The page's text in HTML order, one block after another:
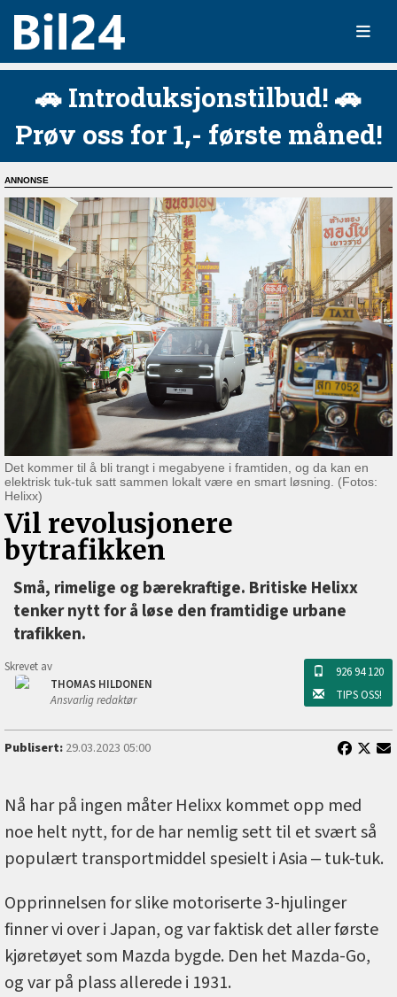
🚗 Introduksjonstilbud! 🚗
Prøv oss for 1,- første måned!
Det kommer til å bli trangt i megabyene i framtiden, og da kan en
elektrisk tuk-tuk satt sammen lokalt være en smart løsning. (Fotos:
Helixx)
Vil revolusjonere
bytrafikken
Små, rimelige og bærekraftige. Britiske Helixx
tenker nytt for å løse den framtidige urbane
trafikken.
Skrevet av
THOMAS HILDONEN
Ansvarlig redaktør
926 94 120
TIPS OSS!
Publisert:29.03.2023 05:00
Nå har på ingen måter Helixx kommet opp med
noe helt nytt, for de har nemlig sett til et svært så
populært transportmiddel spesielt i Asia ‒ tuk-tuk.
Opprinnelsen for slike motoriserte 3-hjulinger
finner vi over i Japan, og var faktisk det aller første
kjøretøyet som Mazda bygde. Den het Mazda-Go,
og var på plass allerede i 1931.